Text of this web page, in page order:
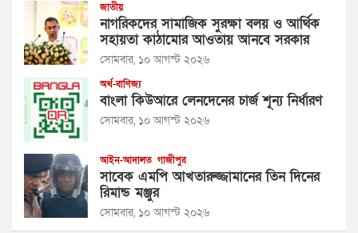
জাতীয়
নাগরিকদের সামাজিক সুরক্ষা বলয় ও আর্থিক
সহায়তা কাঠামোর আওতায় আনবে সরকার
সোমবার, ১০ আগস্ট ২০২৬
অর্থ-বাণিজ্য
বাংলা কিউআরে লেনদেনের চার্জ শূন্য নির্ধারণ
সোমবার, ১০ আগস্ট ২০২৬
আইন-আদালত গাজীপুর
সাবেক এমপি আখতারুজ্জামানের তিন দিনের
রিমান্ড মঞ্জুর
সোমবার, ১০ আগস্ট ২০২৬